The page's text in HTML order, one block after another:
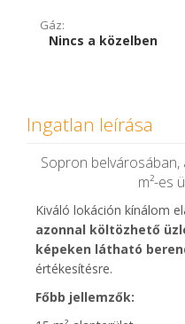
Gáz:
Nincs a közelben
Ingatlan leírása
Sopron
m²-es
Kiváló lokáción kínálom
azonnal költözhető
képeken látható
értékesítésre.
Főbb jellemzők: